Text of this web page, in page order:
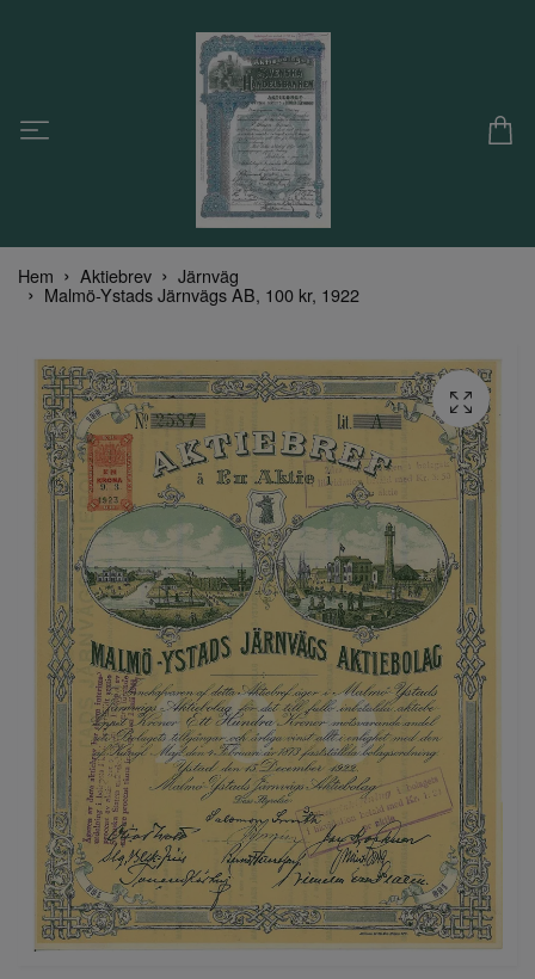
Hem Aktiebrev Järnväg
Malmö-Ystads Järnvägs AB, 100 kr, 1922